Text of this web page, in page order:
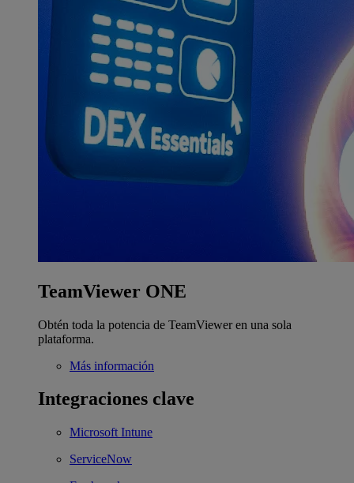
TeamViewer ONE
Obtén toda la potencia de TeamViewer en una sola
plataforma.
Más información
Integraciones clave
Microsoft Intune
ServiceNow